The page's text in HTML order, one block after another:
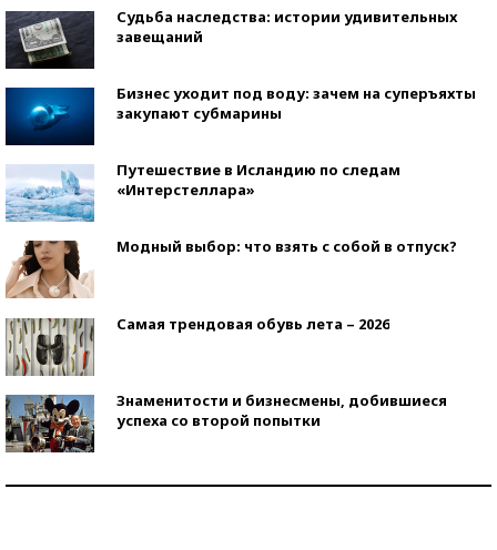
Судьба наследства: истории удивительных
завещаний
Бизнес уходит под воду: зачем на суперъяхты
закупают субмарины
Путешествие в Исландию по следам
«Интерстеллара»
Модный выбор: что взять с собой в отпуск?
Самая трендовая обувь лета – 2026
Знаменитости и бизнесмены, добившиеся
успеха со второй попытки